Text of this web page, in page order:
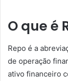
O que é
Repo é a
de operação
ativo financeiro